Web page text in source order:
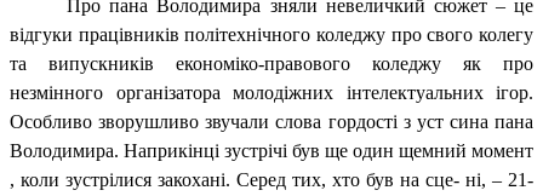
Про пана Володимира зняли невеличкий сюжет – це
відгуки працівників політехнічного коледжу про свого колегу
та випускників економіко-правового коледжу як про
незмінного організатора молодіжних інтелектуальних ігор.
Особливо зворушливо звучали слова гордості з уст сина пана
Володимира. Наприкінці зустрічі був ще один щемний момент
, коли зустрілися закохані. Серед тих, хто був на сце- ні, – 21-